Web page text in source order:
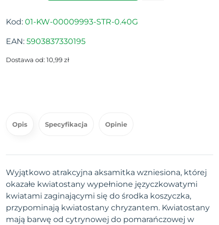
Kod: 01-KW-00009993-STR-0.40G
EAN: 5903837330195
Dostawa od: 10,99 zł
Opis Specyfikacja Opinie
Wyjątkowo atrakcyjna aksamitka wzniesiona, której
okazałe kwiatostany wypełnione języczkowatymi
kwiatami zaginającymi się do środka koszyczka,
przypominają kwiatostany chryzantem. Kwiatostany
mają barwę od cytrynowej do pomarańczowej w